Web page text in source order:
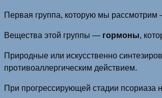
Первая группа, которую мы
Вещества этой группы — гормоны,
Природные или искусственно
противоаллергическим действием.
При прогрессирующей стадии псориаза